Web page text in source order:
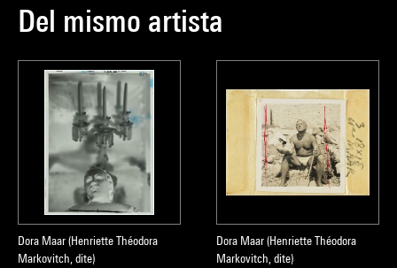
Del mismo artista
Dora Maar (Henriette Théodora
Markovitch, dite)
Dora Maar (Henriette Théodora
Markovitch, dite)